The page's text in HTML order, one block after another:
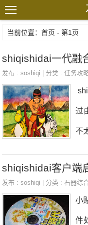
当前位置：首页 - 第1页
shiqishidai一代融
发布 :soshiqi | 分类 :任务攻
过
不
2
发布 :soshiqi | 分类 :石器综
小
件